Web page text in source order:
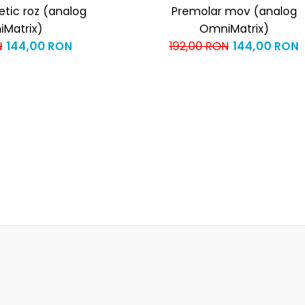
roz (analog
144,00 RON
Premolar mov (analog
OmniMatrix)
192,00 RON 144,00 RON